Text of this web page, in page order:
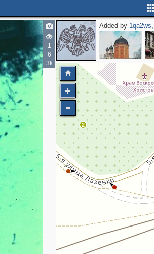
1
6
3k
Added by 1qa2ws
2